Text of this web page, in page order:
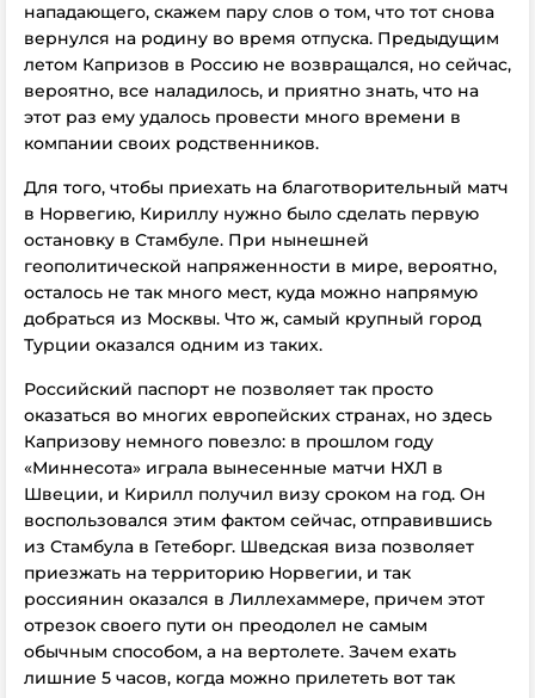
нападающего, скажем пару слов о том, что тот снова
вернулся на родину во время отпуска. Предыдущим
летом Капризов в Россию не возвращался, но сейчас,
вероятно, все наладилось, и приятно знать, что на
этот раз ему удалось провести много времени в
компании своих родственников.
Для того, чтобы приехать на благотворительный матч
в Норвегию, Кириллу нужно было сделать первую
остановку в Стамбуле. При нынешней
геополитической напряженности в мире, вероятно,
осталось не так много мест, куда можно напрямую
добраться из Москвы. Что ж, самый крупный город
Турции оказался одним из таких.
Российский паспорт не позволяет так просто
оказаться во многих европейских странах, но здесь
Капризову немного повезло: в прошлом году
«Миннесота» играла вынесенные матчи НХЛ в
Швеции, и Кирилл получил визу сроком на год. Он
воспользовался этим фактом сейчас, отправившись
из Стамбула в Гетеборг. Шведская виза позволяет
приезжать на территорию Норвегии, и так
россиянин оказался в Лиллехаммере, причем этот
отрезок своего пути он преодолел не самым
обычным способом, а на вертолете. Зачем ехать
лишние 5 часов, когда можно прилететь вот так